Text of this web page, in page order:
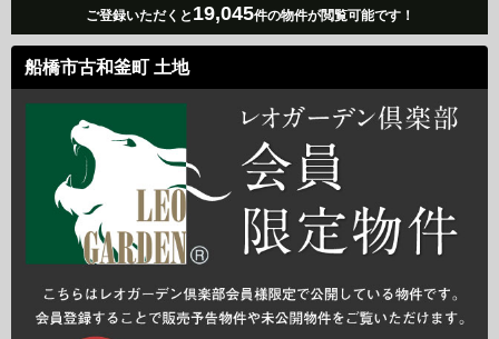
ご登録いただくと 19,045件の物件が閲覧可能です！
船橋市古和釜町 土地